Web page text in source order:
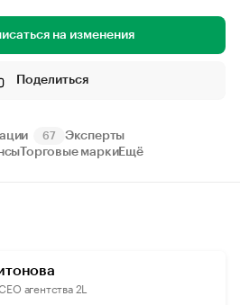
на изменения
Поделиться
67
Эксперты
Торговые маркиЕщё
агентства 2L